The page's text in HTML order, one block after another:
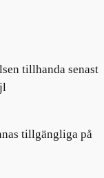
tillhanda senast
tillgängliga på